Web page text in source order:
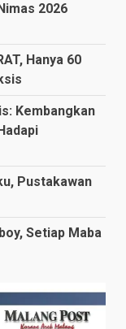
2026
Hanya 60
Kembangkan
Pustakawan
Setiap Maba